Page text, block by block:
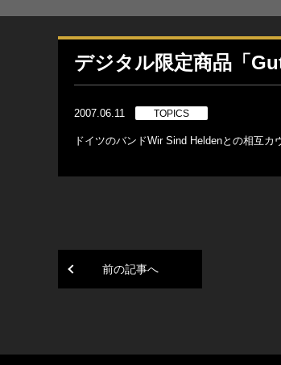
デジタル限定商品「
2007.06.11 TOPICS
ドイツのバンドWir Sind Heldenとの相互
前の記事へ